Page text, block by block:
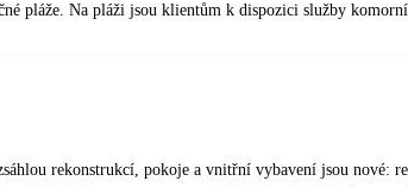
pláže. Na pláži jsou klientům k dispozici služby
rekonstrukcí, pokoje a vnitřní vybavení jsou nové: